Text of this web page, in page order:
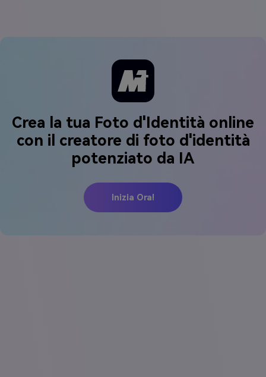
Crea la tua Foto d'Identità online
con il creatore di foto d'identità
potenziato da IA
Inizia Ora!